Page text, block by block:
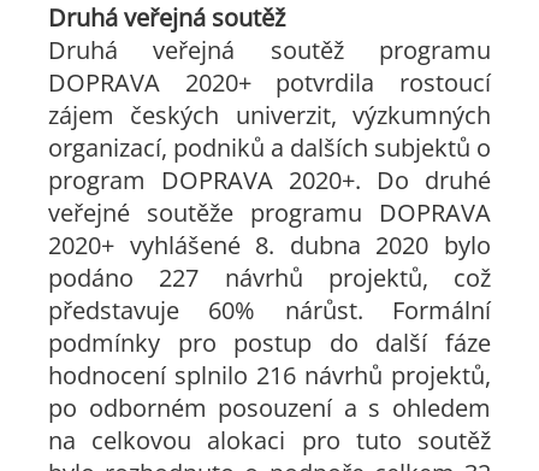
Druhá veřejná soutěž
Druhá veřejná soutěž programu
DOPRAVA 2020+ potvrdila rostoucí
zájem českých univerzit, výzkumných
organizací, podniků a dalších subjektů o
program DOPRAVA 2020+. Do druhé
veřejné soutěže programu DOPRAVA
2020+ vyhlášené 8. dubna 2020 bylo
podáno 227 návrhů projektů, což
představuje 60% nárůst. Formální
podmínky pro postup do další fáze
hodnocení splnilo 216 návrhů projektů,
po odborném posouzení a s ohledem
na celkovou alokaci pro tuto soutěž